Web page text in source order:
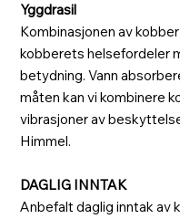
Yggdrasil
Kombinasjonen av
kobberets helsefordeler
betydning. Vann
måten kan vi kombinere
vibrasjoner av
Himmel.
DAGLIG INNTAK
Anbefalt daglig inntak av